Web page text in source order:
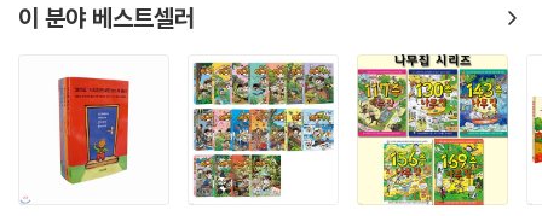
지요.
지금, 〈나로와 펄럭이의 모험〉 시리즈를 새롭게 선보이게 되어 더욱 감회가
깊습니다. 어린이들이 나로와 함께 이루리아를 모험하며, 제 안에 있는 무
한한 힘을 발견하기를 바라 봅니다.
이 분야 베스트셀러